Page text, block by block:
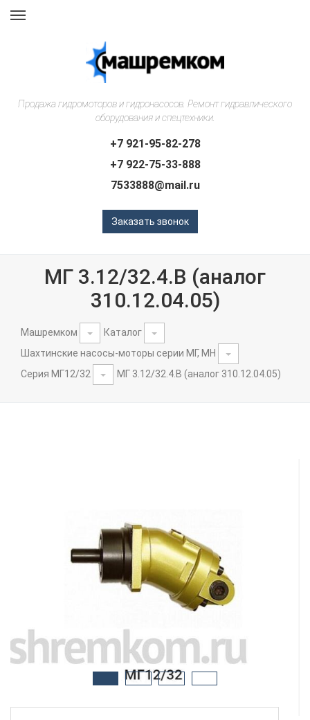
Продажа гидромоторов и гидронасосов. Ремонт гидравлического
оборудования и спецтехники.
+7 921-95-82-278
+7 922-75-33-888
7533888@mail.ru
Заказать звонок
Навигация
МГ 3.12/32.4.В (аналог
310.12.04.05)
Машремком
Каталог
Шахтинские насосы-моторы серии МГ, МН
Серия МГ12/32
МГ 3.12/32.4.В (аналог 310.12.04.05)